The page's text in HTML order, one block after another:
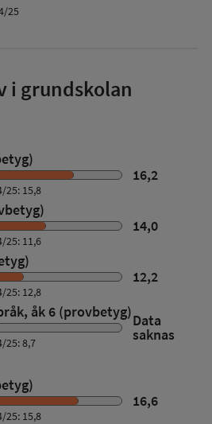
25
i grundskolan
16,2
25: 15,8
14,0
25: 11,6
12,2
25: 12,8
åk 6 (provbetyg)Data
saknas
25: 8,7
16,6
25: 15,8